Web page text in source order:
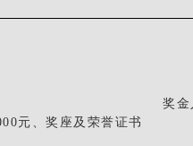
奖金
元、奖座及荣誉证书